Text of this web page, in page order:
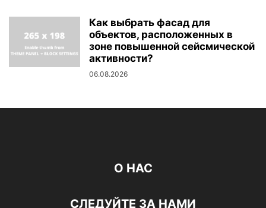
Как выбрать фасад для
объектов, расположенных в
зоне повышенной сейсмической
активности?
06.08.2026
О НАС
СЛЕДУЙТЕ ЗА НАМИ